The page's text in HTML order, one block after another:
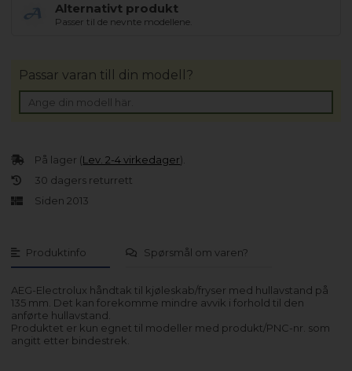
Alternativt produkt
Passer til de nevnte modellene.
Produktinfo Spørsmål om varen?
AEG-Electrolux håndtak til kjøleskab/fryser med hullavstand på
135 mm. Det kan forekomme mindre avvik i forhold til den
anførte hullavstand.
Produktet er kun egnet til modeller med produkt/PNC-nr. som
angitt etter bindestrek.
På lager (Lev. 2-4 virkedager).
30 dagers returrett
Siden 2013
Passar varan till din modell?